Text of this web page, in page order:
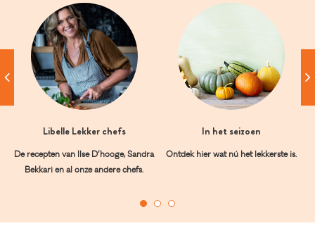
Libelle Lekker chefs
De recepten van Ilse D’hooge, Sandra
Bekkari en al onze andere chefs.
In het seizoen
Ontdek hier wat nú het lekkerste is.